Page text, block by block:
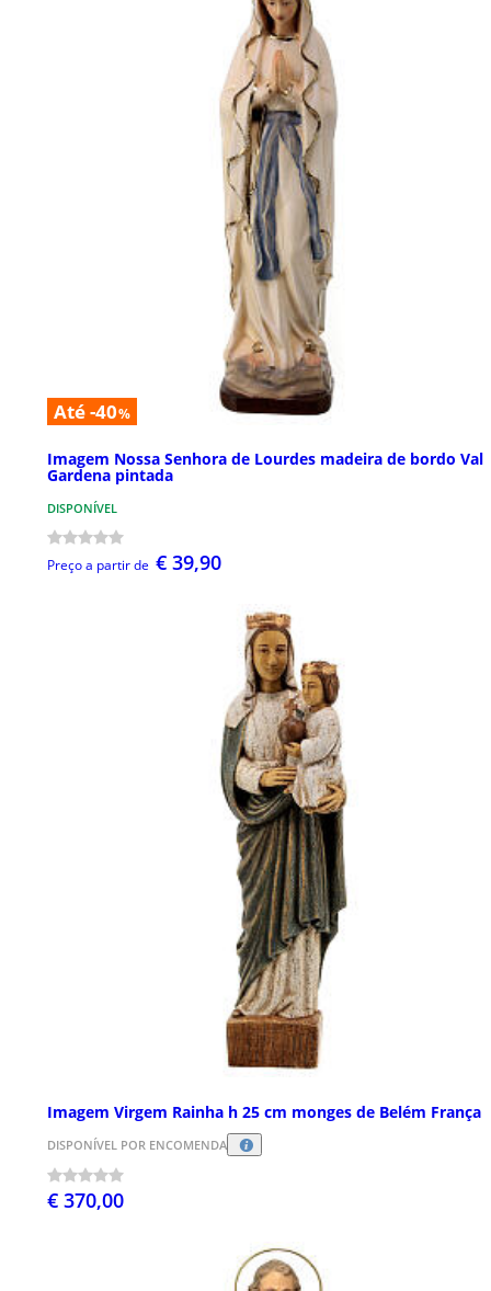
Até -40%
Imagem Nossa Senhora de Lourdes madeira de bordo Val
Gardena pintada
DISPONÍVEL
Preço a partir de € 39,90
Imagem Virgem Rainha h 25 cm monges de Belém França
DISPONÍVEL POR ENCOMENDA
€ 370,00